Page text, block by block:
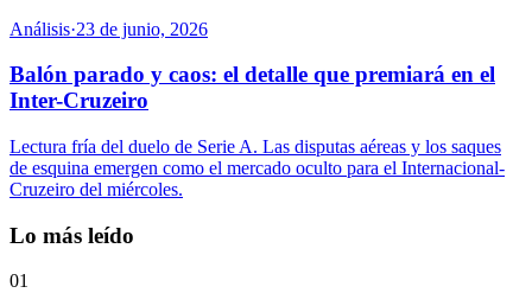
Análisis·23 de junio, 2026
Balón parado y caos: el detalle que premiará en el
Inter-Cruzeiro
Lectura fría del duelo de Serie A. Las disputas aéreas y los saques
de esquina emergen como el mercado oculto para el Internacional-
Cruzeiro del miércoles.
Lo más leído
01